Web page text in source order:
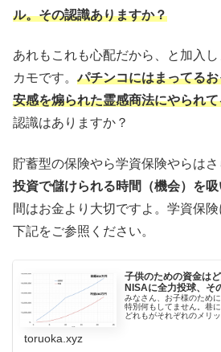
ル。その認識ありますか？
あれもこれも心配だから、と加入
カモです。パチンコにはまってる
安感を煽られた霊感商法にやられ
認識はありますか？
貯蓄型の保険やら学資保険やらはさ
投資で儲けられる時間（機会）を
間はお金より大切ですよ。学資保
下記をご参照ください。
子供のための資金は
NISAに全力投球、そ
みなさん、お子様のため
特別何もしてません。巷
どれもがそれぞれのメリ
toruoka.xyz